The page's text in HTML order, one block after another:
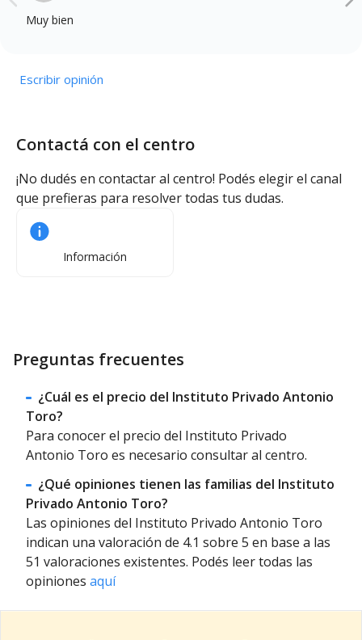
Muy bien
Escribir opinión
Contactá con el centro
¡No dudés en contactar al centro! Podés elegir el canal
que prefieras para resolver todas tus dudas.
Información
Preguntas frecuentes
¿Cuál es el precio del Instituto Privado Antonio
Toro?
Para conocer el precio del Instituto Privado
Antonio Toro es necesario consultar al centro.
¿Qué opiniones tienen las familias del Instituto
Privado Antonio Toro?
Las opiniones del Instituto Privado Antonio Toro
indican una valoración de 4.1 sobre 5 en base a las
51 valoraciones existentes. Podés leer todas las
opiniones aquí